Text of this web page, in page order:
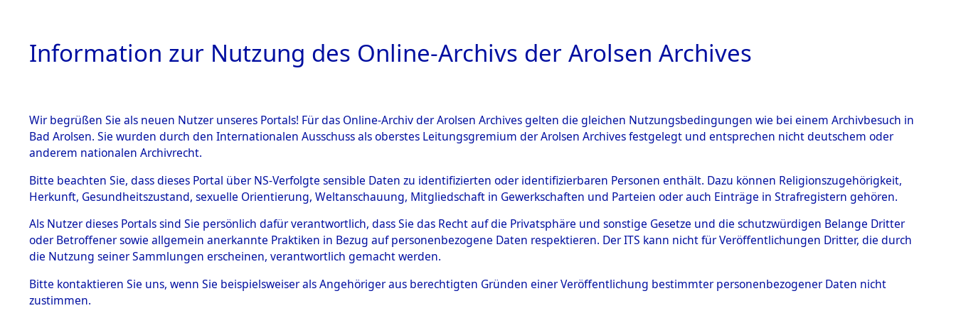
HOME BESTANDSBESCHREIBUNG ARCHIVALE ÜBERSICHT BILD
BESTÄNDE
Inhaftierungsdoku
mente
5. Verschiedenes
Todesmärsche
5.3.1 Alliierte
Aktion "Kreisauswertung" ("Kreis Clearance Action").→0001
(84611965)→0058 (84612024)
0058 (84612024)
Information zur Nutzung des Online-Archivs der Arolsen Archives
Wir begrüßen Sie als neuen Nutzer unseres Portals! Für das Online-Archiv der Arolsen Archives gelten die gleichen Nutzungsbedingungen wie bei einem Archivbesuch in
Bad Arolsen. Sie wurden durch den Internationalen Ausschuss als oberstes Leitungsgremium der Arolsen Archives festgelegt und entsprechen nicht deutschem oder
anderem nationalen Archivrecht.
Bitte beachten Sie, dass dieses Portal über NS-Verfolgte sensible Daten zu identifizierten oder identifizierbaren Personen enthält. Dazu können Religionszugehörigkeit,
Herkunft, Gesundheitszustand, sexuelle Orientierung, Weltanschauung, Mitgliedschaft in Gewerkschaften und Parteien oder auch Einträge in Strafregistern gehören.
Als Nutzer dieses Portals sind Sie persönlich dafür verantwortlich, dass Sie das Recht auf die Privatsphäre und sonstige Gesetze und die schutzwürdigen Belange Dritter
oder Betroffener sowie allgemein anerkannte Praktiken in Bezug auf personenbezogene Daten respektieren. Der ITS kann nicht für Veröffentlichungen Dritter, die durch
die Nutzung seiner Sammlungen erscheinen, verantwortlich gemacht werden.
Bitte kontaktieren Sie uns, wenn Sie beispielsweiser als Angehöriger aus berechtigten Gründen einer Veröffentlichung bestimmter personenbezogener Daten nicht
zustimmen.